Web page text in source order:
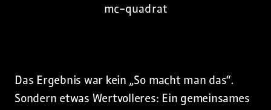
mc-quadrat
Das Ergebnis war kein „So macht man das“.
Sondern etwas Wertvolleres: Ein gemeinsames